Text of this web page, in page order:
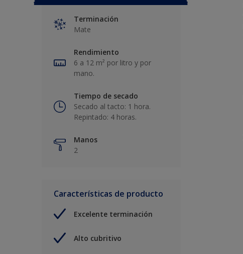
Terminación
Mate
Rendimiento
6 a 12 m² por litro y por
mano.
Tiempo de secado
Secado al tacto: 1 hora.
Repintado: 4 horas.
Manos
2
Características de producto
Excelente terminación
Alto cubritivo